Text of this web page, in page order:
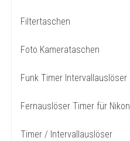
Filtertaschen
Foto Kamerataschen
Funk Timer Intervallauslöser
Fernauslöser Timer für Nikon
Timer / Intervallauslöser